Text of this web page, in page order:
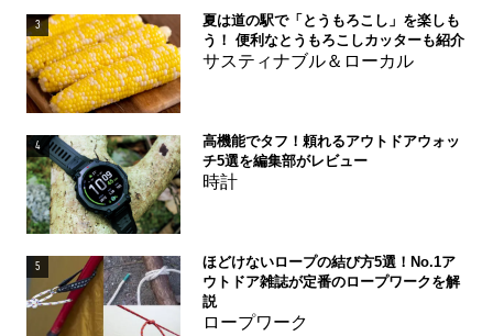
3
夏は道の駅で「とうもろこし」を楽しも
う！ 便利なとうもろこしカッターも紹介
サスティナブル＆ローカル
4
高機能でタフ！頼れるアウトドアウォッ
チ5選を編集部がレビュー
時計
5
ほどけないロープの結び方5選！No.1ア
ウトドア雑誌が定番のロープワークを解
説
ロープワーク